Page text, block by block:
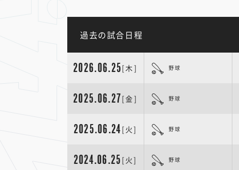
過去の試合日程
2026.06.25[木] 野球
2025.06.27[金] 野球
2025.06.24 [火] 野球
2024.06.25 [火] 野球